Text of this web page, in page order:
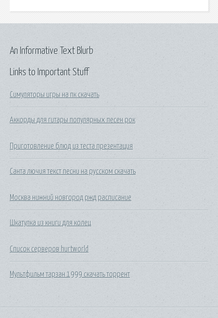
Links to Important Stuff
Симуляторы игры на пк скачать
Аккорды для гитары популярных песен рок
Приготовление блюд из теста презентация
Санта лючия текст песни на русском скачать
Москва нижний новгород ржд расписание
Шкатулка из книги для колец
Список серверов hurtworld
Мультфильм тарзан 1999 скачать торрент
An Informative Text Blurb